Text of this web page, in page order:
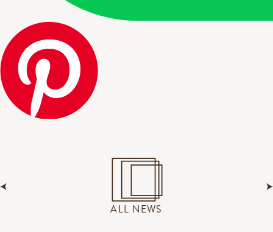
ALL NEWS